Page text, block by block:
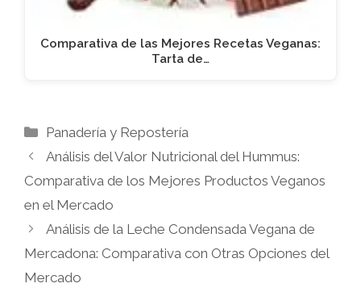
Comparativa de las Mejores Recetas Veganas:
Tarta de…
Categorías
Panadería y Repostería
Análisis del Valor Nutricional del Hummus:
Comparativa de los Mejores Productos Veganos
en el Mercado
Análisis de la Leche Condensada Vegana de
Mercadona: Comparativa con Otras Opciones del
Mercado